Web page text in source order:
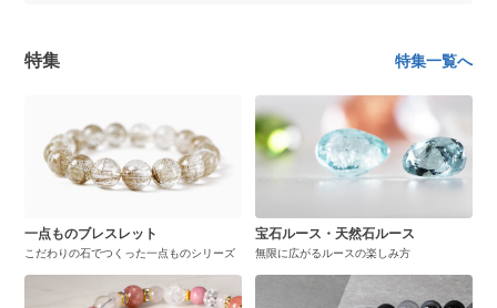
特集 特集一覧へ
一点ものブレスレット
こだわりの石でつくった一点ものシリーズ
宝石ルース・天然石ルース
無限に広がるルースの楽しみ方